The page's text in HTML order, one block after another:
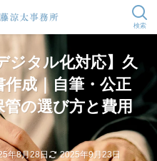
検索
ジタル化対応】久
成｜自筆・公正
の選び方と費用
年8月28日 2025年9月23日